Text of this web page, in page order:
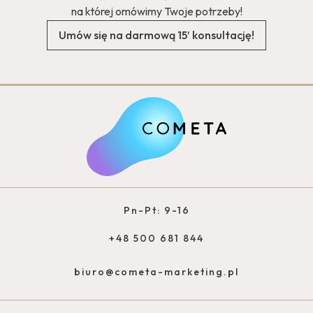
na której omówimy Twoje potrzeby!
Umów się na darmową 15’ konsultację!
Pn-Pt: 9-16
+48 500 681 844
biuro@cometa-marketing.pl